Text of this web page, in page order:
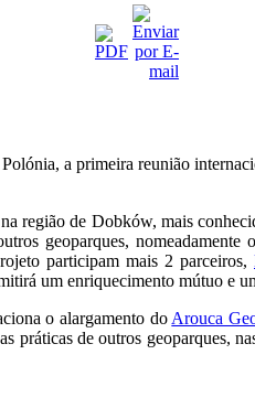
a primeira reunião
região de Dobków, mais
geoparques, nomeadamente o
participam mais 2 parceiros,
um enriquecimento mútuo e
o alargamento do Arouca
práticas de outros geoparques,